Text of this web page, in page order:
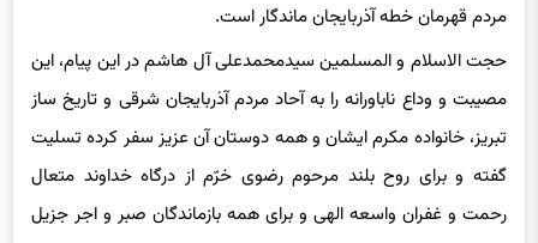
عاشورا و استانداری آذربایجان شرقی برای همیشه در اذهان عمومی
مردم قهرمان خطه آذربایجان ماندگار است.
حجت الاسلام و المسلمین سیدمحمدعلی آل هاشم در این پیام، این
مصیبت و وداع ناباورانه را به آحاد مردم آذربایجان شرقی و تاریخ ساز
تبریز، خانواده مکرم ایشان و همه دوستان آن عزیز سفر کرده تسلیت
گفته و برای روح بلند مرحوم رضوی خرّم از درگاه خداوند متعال